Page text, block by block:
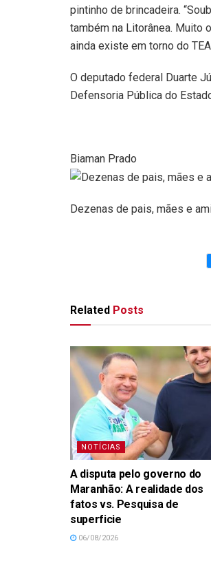
pintinho de brincadeira.
também na Litorânea. Muito
ainda existe em torno do
O deputado federal Duarte
Defensoria Pública do
Biaman Prado
Dezenas de pais, mães e
Related Posts
NOTÍCIAS
A disputa pelo governo do
Maranhão: A realidade dos
fatos vs. Pesquisa de
superficie
06/08/2026